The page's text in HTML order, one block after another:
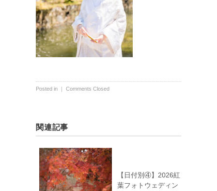
Posted in ｜ Comments Closed
関連記事
【日付別④】2026紅
葉フォトウェディン